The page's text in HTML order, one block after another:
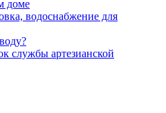
доме
водоснабжение для
службы артезианской